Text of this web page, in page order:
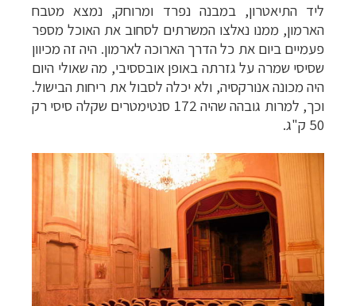
ליד התיאטרון, במבנה נפרד ומרוחק, נמצא מטבח
הארמון, ממנו נאלצו המשרתים לסחוב את האוכל מספר
פעמיים ביום את כל הדרך הארוכה לארמון. היה זה מכיוון
שסיסי שמרה על גזרתה באופן אובססיבי, מה שאולי היום
היה מכונה אנורקסיה, ולא יכלה לסבול את ריחות הבישול.
וכך, למרות גובהה שהיה 172 סנטימטרים שקלה סיסי רק
50 ק"ג.